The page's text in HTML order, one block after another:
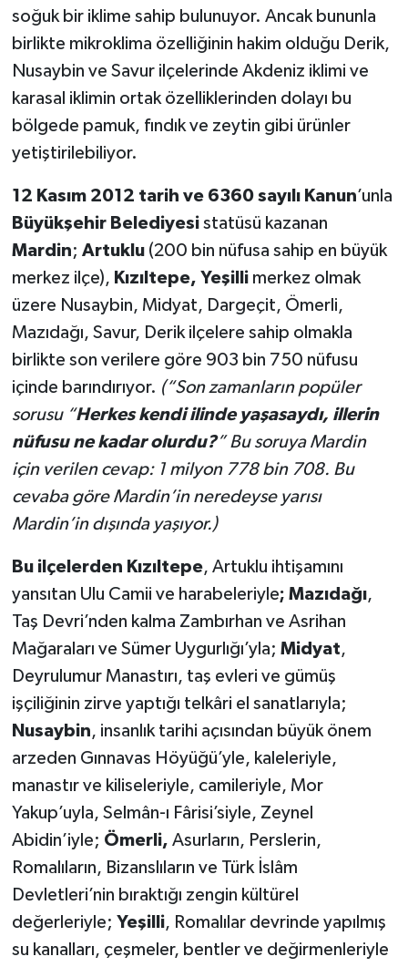
soğuk bir iklime sahip bulunuyor. Ancak bununla
birlikte mikroklima özelliğinin hakim olduğu Derik,
Nusaybin ve Savur ilçelerinde Akdeniz iklimi ve
karasal iklimin ortak özelliklerinden dolayı bu
bölgede pamuk, fındık ve zeytin gibi ürünler
yetiştirilebiliyor.
12 Kasım 2012 tarih ve 6360 sayılı Kanun’unla
Büyükşehir Belediyesi statüsü kazanan
Mardin; Artuklu (200 bin nüfusa sahip en büyük
merkez ilçe), Kızıltepe, Yeşilli merkez olmak
üzere Nusaybin, Midyat, Dargeçit, Ömerli,
Mazıdağı, Savur, Derik ilçelere sahip olmakla
birlikte son verilere göre 903 bin 750 nüfusu
içinde barındırıyor. (“Son zamanların popüler
sorusu “Herkes kendi ilinde yaşasaydı, illerin
nüfusu ne kadar olurdu?” Bu soruya Mardin
için verilen cevap: 1 milyon 778 bin 708. Bu
cevaba göre Mardin’in neredeyse yarısı
Mardin’in dışında yaşıyor.)
Bu ilçelerden Kızıltepe, Artuklu ihtişamını
yansıtan Ulu Camii ve harabeleriyle; Mazıdağı,
Taş Devri’nden kalma Zambırhan ve Asrihan
Mağaraları ve Sümer Uygurlığı’yla; Midyat,
Deyrulumur Manastırı, taş evleri ve gümüş
işçiliğinin zirve yaptığı telkâri el sanatlarıyla;
Nusaybin, insanlık tarihi açısından büyük önem
arzeden Gınnavas Höyüğü’yle, kaleleriyle,
manastır ve kiliseleriyle, camileriyle, Mor
Yakup’uyla, Selmân-ı Fârisi’siyle, Zeynel
Abidin’iyle; Ömerli, Asurların, Perslerin,
Romalıların, Bizanslıların ve Türk İslâm
Devletleri’nin bıraktığı zengin kültürel
değerleriyle; Yeşilli, Romalılar devrinde yapılmış
su kanalları, çeşmeler, bentler ve değirmenleriyle